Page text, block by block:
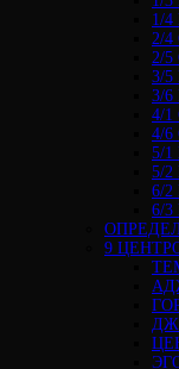
1/4
2/4
2/5
3/5
3/6
4/1
4/6
5/1
5/2
6/2
6/3
9